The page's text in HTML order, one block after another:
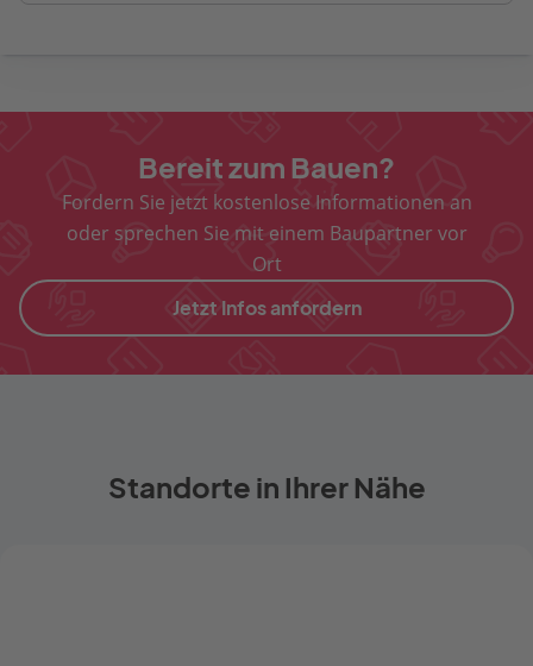
Bereit zum Bauen?
Fordern Sie jetzt kostenlose Informationen an
oder sprechen Sie mit einem Baupartner vor
Ort
Jetzt Infos anfordern
Standorte in Ihrer Nähe